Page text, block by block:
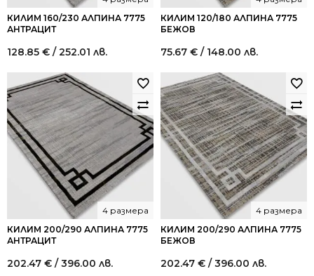
КИЛИМ 160/230 АЛПИНА 7775
АНТРАЦИТ
128.85 € / 252.01 лв.
КИЛИМ 120/180 АЛПИНА 7775
БЕЖОВ
75.67 € / 148.00 лв.
КИЛИМ 200/290 АЛПИНА 7775
АНТРАЦИТ
4 размера
202.47 € / 396.00 лв.
КИЛИМ 200/290 АЛПИНА 7775
БЕЖОВ
4 размера
202.47 € / 396.00 лв.